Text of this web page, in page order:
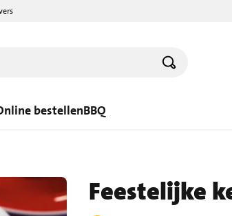
bestellenBBQ
Feestelijke